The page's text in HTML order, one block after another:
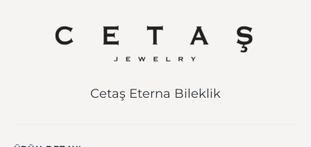
Cetaş Eterna Bileklik